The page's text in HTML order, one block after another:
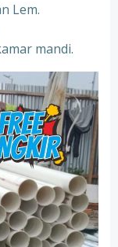
Lem.
mandi.